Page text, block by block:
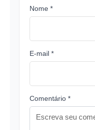
Nome *
E-mail *
Comentário *